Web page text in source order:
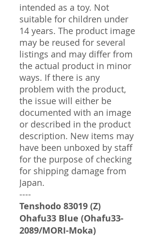
intended as a toy. Not
suitable for children under
14 years. The product image
may be reused for several
listings and may differ from
the actual product in minor
ways. If there is any
problem with the product,
the issue will either be
documented with an image
or described in the product
description. New items may
have been unboxed by staff
for the purpose of checking
for shipping damage from
Japan.
----
Tenshodo 83019 (Z)
Ohafu33 Blue (Ohafu33-
2089/MORI-Moka)​